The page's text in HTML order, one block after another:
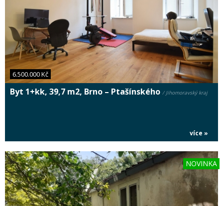
6.500.000 Kč
Byt 1+kk, 39,7 m2, Brno – Ptašínského / Jihomoravský kraj
více »
NOVINKA